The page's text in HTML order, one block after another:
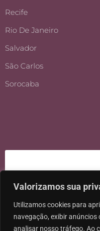
Valorizamos sua
Utilizamos cookies para
navegação, exibir
analisar nosso tráfego. Ao
Recife
Rio De Janeiro
Salvador
São Carlos
Sorocaba